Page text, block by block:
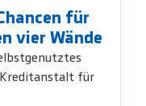
für
vier Wände
für